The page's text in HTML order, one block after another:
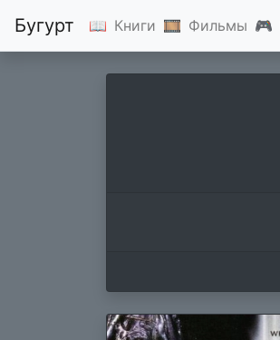
Бугурт 📖 Книги 🎞 Фильмы 🎮